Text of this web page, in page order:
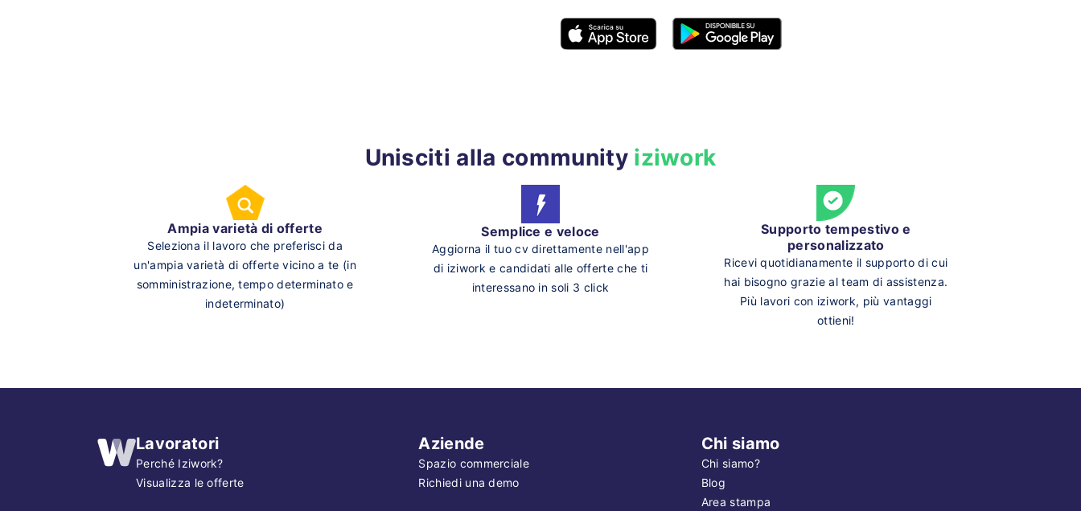
Unisciti alla community iziwork
Ampia varietà di offerte
Seleziona il lavoro che preferisci da
un'ampia varietà di offerte vicino a te (in
somministrazione, tempo determinato e
indeterminato)
Semplice e veloce
Aggiorna il tuo cv direttamente nell'app
di iziwork e candidati alle offerte che ti
interessano in soli 3 click
Supporto tempestivo e
personalizzato
Ricevi quotidianamente il supporto di cui
hai bisogno grazie al team di assistenza.
Più lavori con iziwork, più vantaggi
ottieni!
Lavoratori
Perché Iziwork?
Visualizza le offerte
Aziende
Spazio commerciale
Richiedi una demo
Chi siamo
Chi siamo?
Blog
Area stampa